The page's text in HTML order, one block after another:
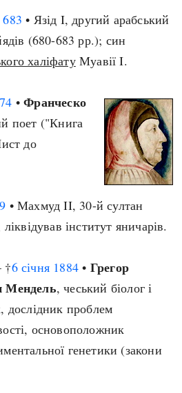
683 • Язід I, другий арабський
(680-683 рр.); син
халіфатуМуавії I.
•Франческо
поет ("Книга
до
• Махмуд II, 30-й султан
інститут яничарів.
6 січня 1884 • Грегор
Мендель, чеський біолог і
дослідник проблем
основоположник
генетики (закони